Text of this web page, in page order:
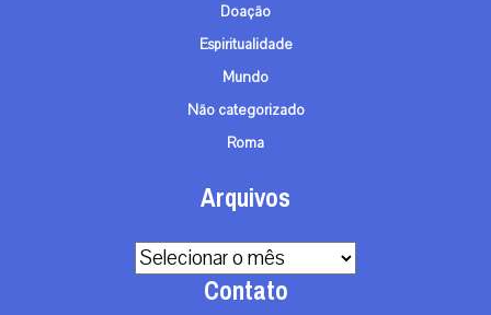
Doação
Espiritualidade
Mundo
Não categorizado
Roma
Arquivos
Arquivos
Contato